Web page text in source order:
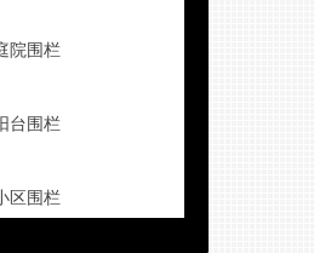
院围栏
台围栏
区围栏